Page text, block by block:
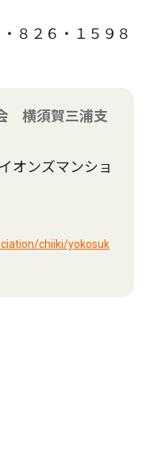
８２６・１５９８
横須賀三浦支
オンズマンショ
chiiki/yokosuk